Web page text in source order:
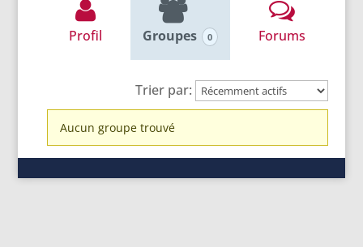
Profil Groupes 0 Forums
Trier par:
Groupes
du
Aucun groupe trouvé